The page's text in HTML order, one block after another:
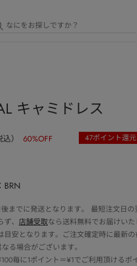
キャミドレス
込） 60%OFF 47ポイント還元
BRN
までに発送となります。 最短注文日の
、 店舗受取なら送料無料でお届けいた
目安となります。ご注文確定時に最新
る場合がございます。
毎に1ポイント＝¥1でご利用頂ける